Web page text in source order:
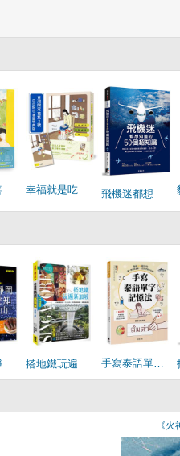
後，都隱藏著一段曲折離奇的人類
一位溫柔善良(有錢的)太太和她的100隻狗 幸福就是吃飯睡覺等待vol.2（台灣限定 蒐集2號 日日好日 書籤特典版） 飛機迷都想知道的50個超知識：飛行員告訴你飛機構造與操作、空中交管、航空氣象等搭飛機前一定要知道的事
《